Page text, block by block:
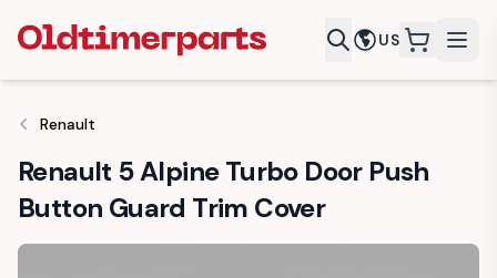
US
Renault
Renault 5 Alpine Turbo Door Push
Button Guard Trim Cover